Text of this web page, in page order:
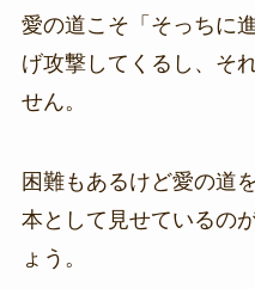
愛の道こそ「そっちに
げ攻撃してくるし、そ
せん。
困難もあるけど愛の道
本として見せているの
ょう。